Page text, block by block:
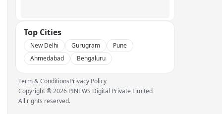
Top Cities
New Delhi Gurugram
Pune
Ahmedabad
Bengaluru
Term & ConditionsPrivacy Policy
Copyright ®2026 PINEWS Digital Private Limited
All rights reserved.